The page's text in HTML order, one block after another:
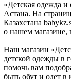
«Детская одежда и
Астана. На
Казахстана
о нашем магазине,
Наш магазин
детской одежды в
помочь вам
быть обут и одет